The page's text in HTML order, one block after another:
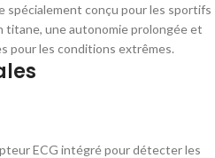
spécialement conçu pour les sportifs
titane, une autonomie prolongée et
pour les conditions extrêmes.
ECG intégré pour détecter les